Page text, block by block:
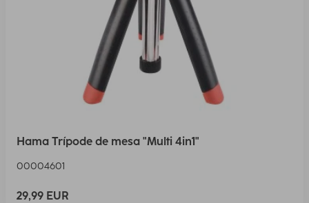
Hama Trípode de mesa "Multi 4in1"
00004601
29,99 EUR